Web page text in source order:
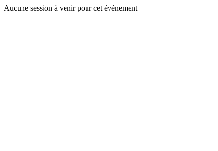
Aucune session à venir pour cet événement